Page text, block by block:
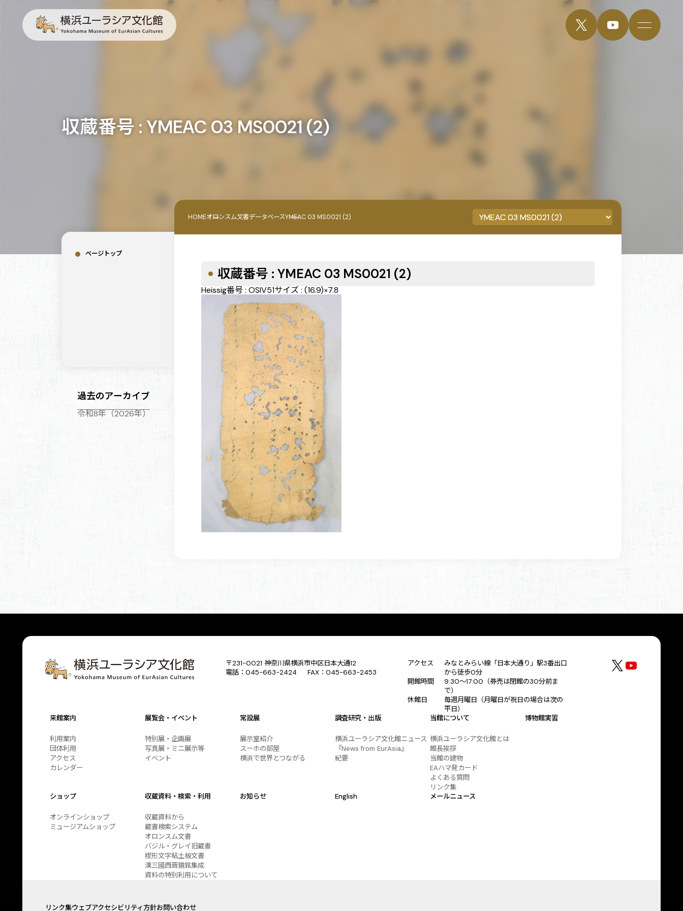
収蔵番号 : YMEAC 03 MS0021 (2)
HOMEオロンスム文書データベースYMEAC 03 MS0021 (2)
収蔵番号 : YMEAC 03 MS0021 (2)
Heissig番号 : OSIV51サイズ : (16.9)×7.8
ページトップ
過去のアーカイブ
令和8年（2026年）
〒231-0021 神奈川県横浜市中区日本大通12
電話：045-663-2424 FAX：045-663-2453
アクセス
みなとみらい線「日本大通り」駅3番出口
から徒歩0分
開館時間
9:30～17:00（券売は閉館の30分前ま
で）
休館日
毎週月曜日（月曜日が祝日の場合は次の
平日）
来館案内
利用案内
団体利用
アクセス
カレンダー
展覧会・イベント
特別展・企画展
写真展・ミニ展示等
イベント
常設展
展示室紹介
スーホの部屋
横浜で世界とつながる
調査研究・出版
横浜ユーラシア文化館ニュース
『News from EurAsia』
紀要
当館について
横浜ユーラシア文化館とは
館長挨拶
当館の建物
EAハマ発カード
よくある質問
リンク集
博物館実習
ショップ
オンラインショップ
ミュージアムショップ
収蔵資料・検索・利用
収蔵資料から
蔵書検索システム
オロンスム文書
バジル・グレイ旧蔵書
楔形文字粘土板文書
漢三國西晋鏡銘集成
資料の特別利用について
お知らせ English メールニュース
リンク集ウェブアクセシビリティ方針お問い合わせ